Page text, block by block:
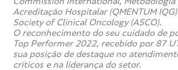
Acreditação Hospitalar (QMENTUM
Society of Clinical Oncology (ASCO).
O reconhecimento do seu cuidado de
Top Performer 2022, recebido por 87
sua posição de destaque no
críticos e na liderança do setor.